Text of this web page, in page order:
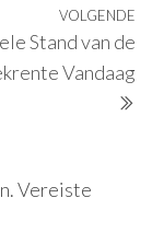
VOLGENDE
Stand van de
Vandaag
Vereiste